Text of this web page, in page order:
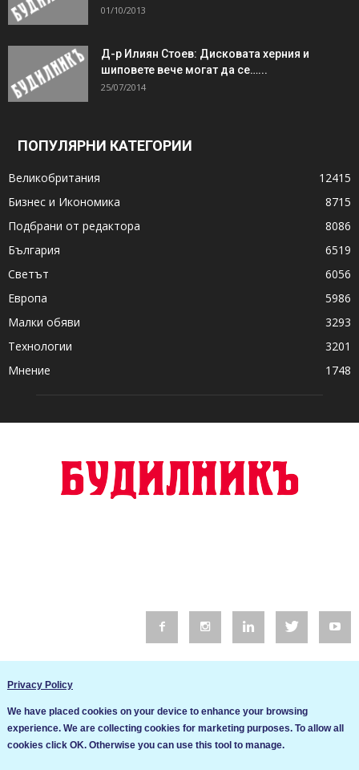
01/10/2013
Д-р Илиян Стоев: Дисковата херния и
шиповете вече могат да се…...
25/07/2014
ПОПУЛЯРНИ КАТЕГОРИИ
Великобритания
12415
Бизнес и Икономика
8715
Подбрани от редактора
8086
България
6519
Светът
6056
Европа
5986
Малки обяви
3293
Технологии
3201
Мнение
1748
Общи условия
Privacy Policy
We have placed cookies on your device to enhance your browsing
experience. We are collecting cookies for marketing purposes. To allow all
cookies click OK. Otherwise you can use this tool to manage.
Ние използваме бисквитки за да подобрим услугите си. Ако
продължите да посещавате този сайт, ние приемаме, че се